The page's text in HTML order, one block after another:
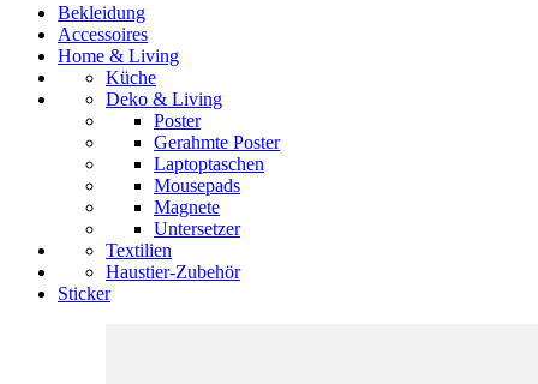
Bekleidung
Accessoires
Home & Living
Küche
Deko & Living
Poster
Gerahmte Poster
Laptoptaschen
Mousepads
Magnete
Untersetzer
Textilien
Haustier-Zubehör
Sticker